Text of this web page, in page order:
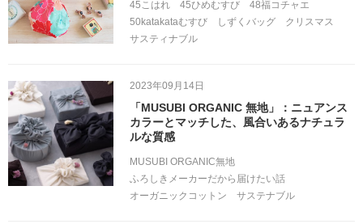
45こはれ 45ひめむすび
48福コチャエ
50katakataむすび
しずくバッグ
クリスマス
サスティナブル
2023年09月14日
「MUSUBI ORGANIC 無地」：ニュアンス
カラーとマッチした、風合いあるナチュラ
ルな質感
MUSUBI ORGANIC無地
ふろしきメーカーだから届けたい話
オーガニックコットン
サステナブル